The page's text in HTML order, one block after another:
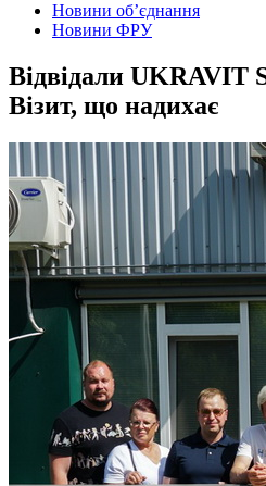
Новини об’єднання
Новини ФРУ
Відвідали UKRAVIT
Візит, що надихає